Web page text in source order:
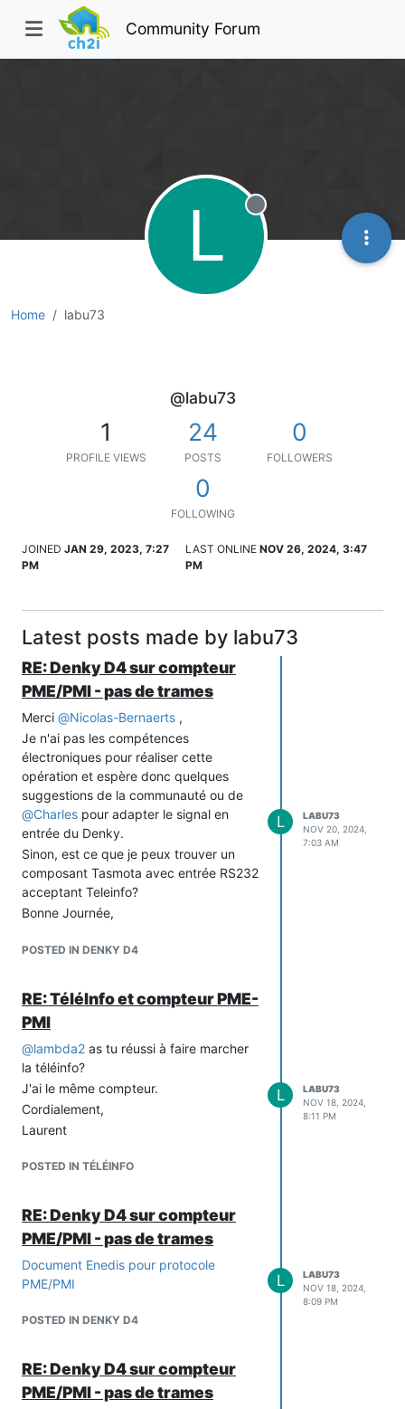
Community Forum
Home labu73
L Offline
@labu73
1
PROFILE VIEWS
24
POSTS
0
FOLLOWERS
0
FOLLOWING
JOINED JAN 29, 2023, 7:27
PM
LAST ONLINE NOV 26, 2024, 3:47
PM
Latest posts made by labu73
RE: Denky D4 sur compteur
PME/PMI - pas de trames
Merci @Nicolas-Bernaerts ,
Je n'ai pas les compétences
électroniques pour réaliser cette
opération et espère donc quelques
suggestions de la communauté ou de
@Charles pour adapter le signal en
entrée du Denky.
Sinon, est ce que je peux trouver un
composant Tasmota avec entrée RS232
acceptant Teleinfo?
Bonne Journée,
POSTED IN DENKY D4
L
LABU73
NOV 20, 2024,
7:03 AM
RE: TéléInfo et compteur PME-
PMI
@lambda2 as tu réussi à faire marcher
la téléinfo?
J'ai le même compteur.
Cordialement,
Laurent
POSTED IN TÉLÉINFO
L
LABU73
NOV 18, 2024,
8:11 PM
RE: Denky D4 sur compteur
PME/PMI - pas de trames
Document Enedis pour protocole
PME/PMI
POSTED IN DENKY D4
L
LABU73
NOV 18, 2024,
8:09 PM
RE: Denky D4 sur compteur
PME/PMI - pas de trames